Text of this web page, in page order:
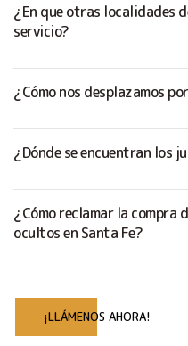
¿En que otras localidades
servicio?
¿Cómo nos desplazamos
¿Dónde se encuentran los
¿Cómo reclamar la compra
ocultos en Santa Fe?
¡LLÁMENOS AHORA!